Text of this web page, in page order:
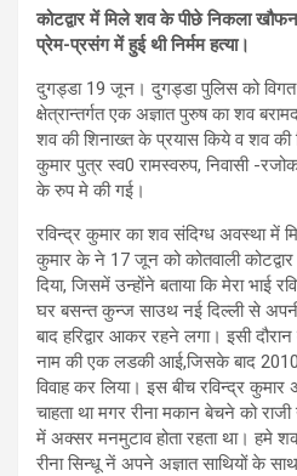
कोटद्वार में मिले शव के पीछे निकला
प्रेम-प्रसंग में हुई थी निर्मम हत्या।
दुगड्डा 19 जून। दुगड्डा पुलिस को विगत
क्षेत्रान्तर्गत एक अज्ञात पुरुष का शव
शव की शिनाख्त के प्रयास किये व शव की
कुमार पुत्र स्व0 रामस्वरुप, निवासी -
के रुप मे की गई।
रविन्द्र कुमार का शव संदिग्ध अवस्था में
कुमार के ने 17 जून को कोतवाली कोटद्वार
दिया, जिसमें उन्होंने बताया कि मेरा भाई
घर बसन्त कुन्ज साउथ नई दिल्ली से
बाद हरिद्वार आकर रहने लगा। इसी
नाम की एक लडकी आई,जिसके बाद
विवाह कर लिया। इस बीच रविन्द्र कुमार
चाहता था मगर रीना मकान बेचने को
में अक्सर मनमुटाव होता रहता था। हमे
रीना सिन्धू नें अपने अज्ञात साथियों के